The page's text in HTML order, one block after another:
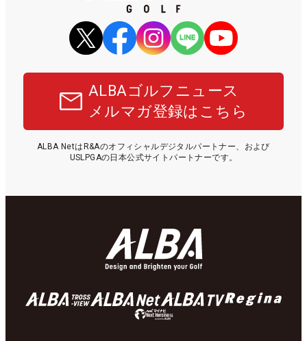
ALBAゴルフニュース
メルマガ登録はこちら
ALBA NetはR&Aのオフィシャルデジタルパートナー、および
USLPGAの日本公式サイトパートナーです。